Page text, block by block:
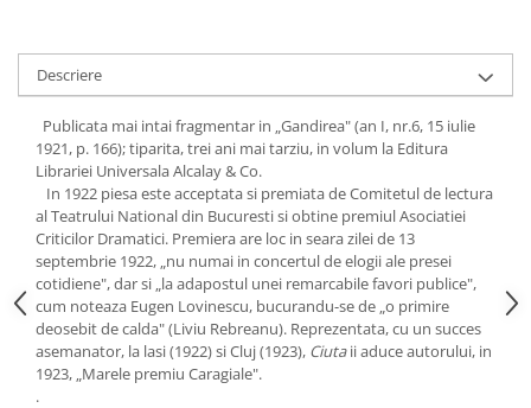
Descriere
Publicata mai intai fragmentar in „Gandirea" (an I, nr.6, 15 iulie
1921, p. 166); tiparita, trei ani mai tarziu, in volum la Editura
Librariei Universala Alcalay & Co.
In 1922 piesa este acceptata si premiata de Comitetul de lectura
al Teatrului National din Bucuresti si obtine premiul Asociatiei
Criticilor Dramatici. Premiera are loc in seara zilei de 13
septembrie 1922, „nu numai in concertul de elogii ale presei
cotidiene", dar si „la adapostul unei remarcabile favori publice",
cum noteaza Eugen Lovinescu, bucurandu-se de „o primire
deosebit de calda" (Liviu Rebreanu). Reprezentata, cu un succes
asemanator, la lasi (1922) si Cluj (1923), Ciutaii aduce autorului, in
1923, „Marele premiu Caragiale".
.